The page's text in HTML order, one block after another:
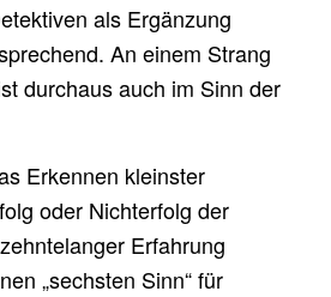
als Ergänzung
An einem Strang
durchaus auch im Sinn der
Erkennen kleinster
oder Nichterfolg der
Erfahrung
„sechsten Sinn“ für